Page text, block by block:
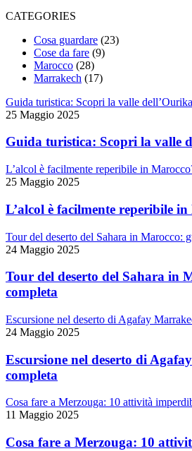
CATEGORIES
Cosa guardare (23)
Cose da fare (9)
Marocco (28)
Marrakech (17)
Guida turistica: Scopri la valle dell’Ourika
25 Maggio 2025
Guida turistica: Scopri la valle
L’alcol è facilmente reperibile in
25 Maggio 2025
L’alcol è facilmente reperibile
Tour del deserto del Sahara in Marocco:
24 Maggio 2025
Tour del deserto del Sahara in
completa
Escursione nel deserto di Agafay
24 Maggio 2025
Escursione nel deserto di
completa
Cosa fare a Merzouga: 10 attività
11 Maggio 2025
Cosa fare a Merzouga: 10